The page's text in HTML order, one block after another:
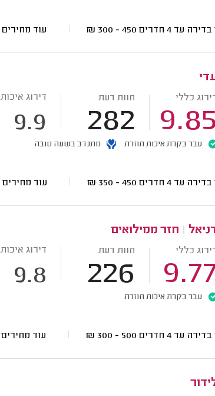
עד 4 חדרים 450 - 300
₪ עוד מחירים
כללי
9.85
חוות דעת
282
דירוג איכות
9.9
עבר בקרת איכות חוזרת מתנדב בשעה טובה
עד 4 חדרים 450 - 350
₪ עוד מחירים
חזר ממילואים
כללי חוות דעת
226
דירוג איכות
9.8
עבר בקרת איכות חוזרת
עד 4 חדרים 500 - 300
₪ עוד מחירים